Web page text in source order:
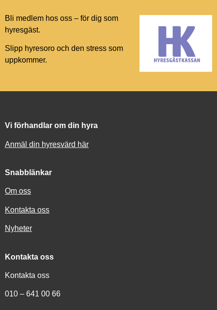
Bli medlem hos oss – för dig som
hyresgäst.
Slipp hyresoro och den stress som
uppkommer.
Vi förhandlar om din hyra
Anmäl din hyresvärd här
Snabblänkar
Om oss
Kontakta oss
Nyheter
Kontakta oss
Kontakta oss
010 – 641 00 66